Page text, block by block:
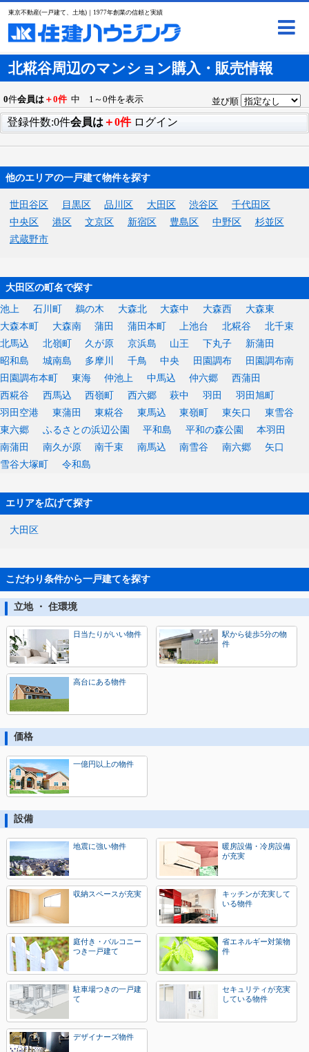
東京不動産(一戸建て、土地)｜1977年創業の信頼と実績
北糀谷周辺のマンション購入・販売情報
0件会員は ＋0件 中 1～0件を表示 並び順
登録件数:0件会員は ＋0件 ログイン
他のエリアの一戸建て物件を探す
世田谷区 目黒区 品川区 大田区 渋谷区
千代田区
中央区
港区 文京区 新宿区 豊島区 中野区
杉並区
武蔵野市
大田区の町名で探す
池上 石川町 鵜の木 大森北 大森中 大森西
大森東
大森本町
大森南 蒲田 蒲田本町 上池台 北糀谷
北千束
北馬込
北嶺町 久が原 京浜島 山王 下丸子
新蒲田
昭和島
城南島 多摩川 千鳥 中央 田園調布
田園調布南
田園調布本町
東海 仲池上 中馬込 仲六郷
西蒲田
西糀谷
西馬込 西嶺町 西六郷 萩中 羽田
羽田旭町
羽田空港
東蒲田 東糀谷 東馬込 東嶺町 東矢口
東雪谷
東六郷
ふるさとの浜辺公園 平和島 平和の森公園
本羽田
南蒲田
南久が原 南千束 南馬込 南雪谷 南六郷
矢口
雪谷大塚町
令和島
エリアを広げて探す
大田区
こだわり条件から一戸建てを探す
立地 ・ 住環境
日当たりがいい物件
駅から徒歩5分の物
件
高台にある物件
価格
一億円以上の物件
設備
地震に強い物件
暖房設備・冷房設備
が充実
収納スペースが充実
キッチンが充実して
いる物件
庭付き・バルコニー
つき一戸建て
省エネルギー対策物
件
駐車場つきの一戸建
て
セキュリティが充実
している物件
デザイナーズ物件